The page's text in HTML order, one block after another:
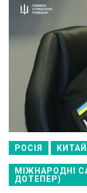
РОСІЯ
МІЖНАРОДНІ
ДОТЕПЕР)